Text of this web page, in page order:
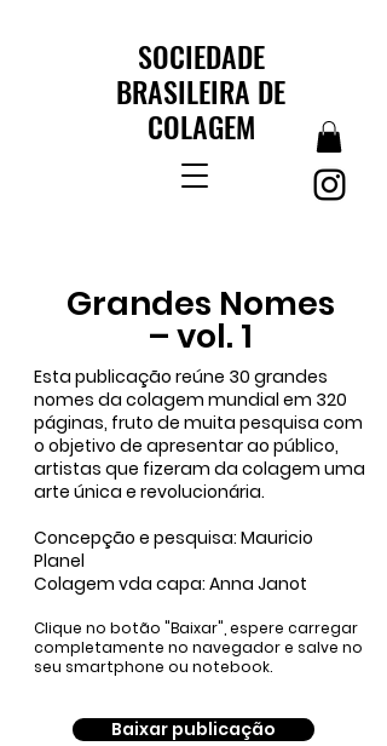
SOCIEDADE
BRASILEIRA DE
COLAGEM
Grandes Nomes
– vol. 1
Esta publicação reúne 30 grandes
nomes da colagem mundial em 320
páginas, fruto de muita pesquisa com
o objetivo de apresentar ao público,
artistas que fizeram da colagem uma
arte única e revolucionária.
Concepção e pesquisa: Mauricio
Planel
Colagem vda capa: Anna Janot​
Clique no botão "Baixar", espere carregar
completamente no navegador e salve no
seu smartphone ou notebook.
Baixar publicação